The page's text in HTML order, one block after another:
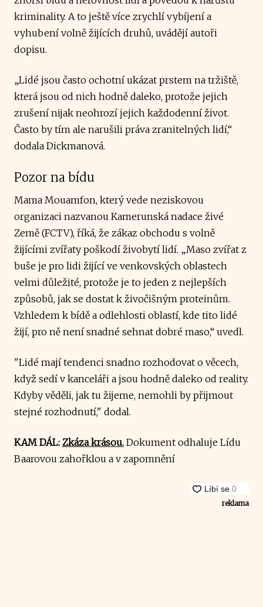
kriminality. A to ještě více zrychlí vybíjení a
vyhubení volně žijících druhů, uvádějí autoři
dopisu.
„Lidé jsou často ochotní ukázat prstem na tržiště,
která jsou od nich hodně daleko, protože jejich
zrušení nijak neohrozí jejich každodenní život.
Často by tím ale narušili práva zranitelných lidí,“
dodala Dickmanová.
Pozor na bídu
Mama Mouamfon, který vede neziskovou
organizaci nazvanou Kamerunská nadace živé
Země (FCTV), říká, že zákaz obchodu s volně
žijícími zvířaty poškodí živobytí lidí. „Maso zvířat z
buše je pro lidi žijící ve venkovských oblastech
velmi důležité, protože je to jeden z nejlepších
způsobů, jak se dostat k živočišným proteinům.
Vzhledem k bídě a odlehlosti oblastí, kde tito lidé
žijí, pro ně není snadné sehnat dobré maso,“ uvedl.
"Lidé mají tendenci snadno rozhodovat o věcech,
když sedí v kanceláři a jsou hodně daleko od reality.
Kdyby věděli, jak tu žijeme, nemohli by přijmout
stejné rozhodnutí," dodal.
KAM DÁL: Zkáza krásou. Dokument odhaluje Lídu
Baarovou zahořklou a v zapomnění
reklama